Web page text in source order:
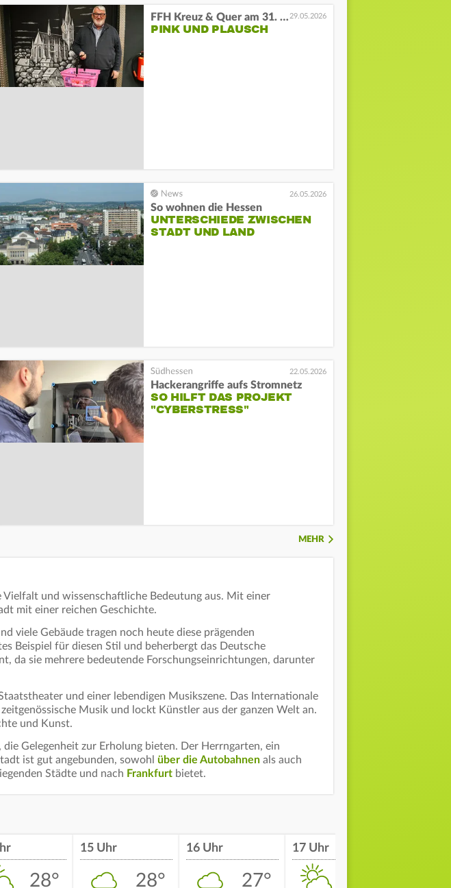
29.05.2026
FFH Kreuz & Quer am 31. Mai
PINK UND PLAUSCH
26.05.2026
So wohnen die Hessen
UNTERSCHIEDE ZWISCHEN
STADT UND LAND
22.05.2026
Hackerangriffe aufs Stromnetz
SO HILFT DAS PROJEKT
"CYBERSTRESS"
MEHR
und wissenschaftliche Bedeutung aus. Mit einer
mit einer reichen Geschichte.
viele Gebäude tragen noch heute diese prägenden
Beispiel für diesen Stil und beherbergt das Deutsche
da sie mehrere bedeutende Forschungseinrichtungen, darunter
und einer lebendigen Musikszene. Das Internationale
Musik und lockt Künstler aus der ganzen Welt an.
und Kunst.
Gelegenheit zur Erholung bieten. Der Herrngarten, ein
ist gut angebunden, sowohl über die Autobahnen als auch
Städte und nach Frankfurt bietet.
28°
15 Uhr
28°
16 Uhr
27°
17 Uhr